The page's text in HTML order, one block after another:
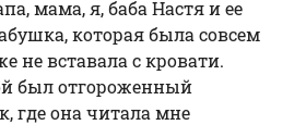
мама, я, баба Нас­тя и ее
которая была совсем
не вставала с кровати.
был отгороженный
где она читала мне